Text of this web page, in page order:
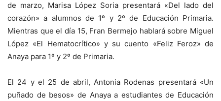
de marzo, Marisa López Soria presentará «Del lado del
corazón» a alumnos de 1º y 2º de Educación Primaria.
Mientras que el día 15, Fran Bermejo hablará sobre Miguel
López «El Hematocrítico» y su cuento «Feliz Feroz» de
Anaya para 1º y 2º de Primaria.
El 24 y el 25 de abril, Antonia Rodenas presentará «Un
puñado de besos» de Anaya a estudiantes de Educación